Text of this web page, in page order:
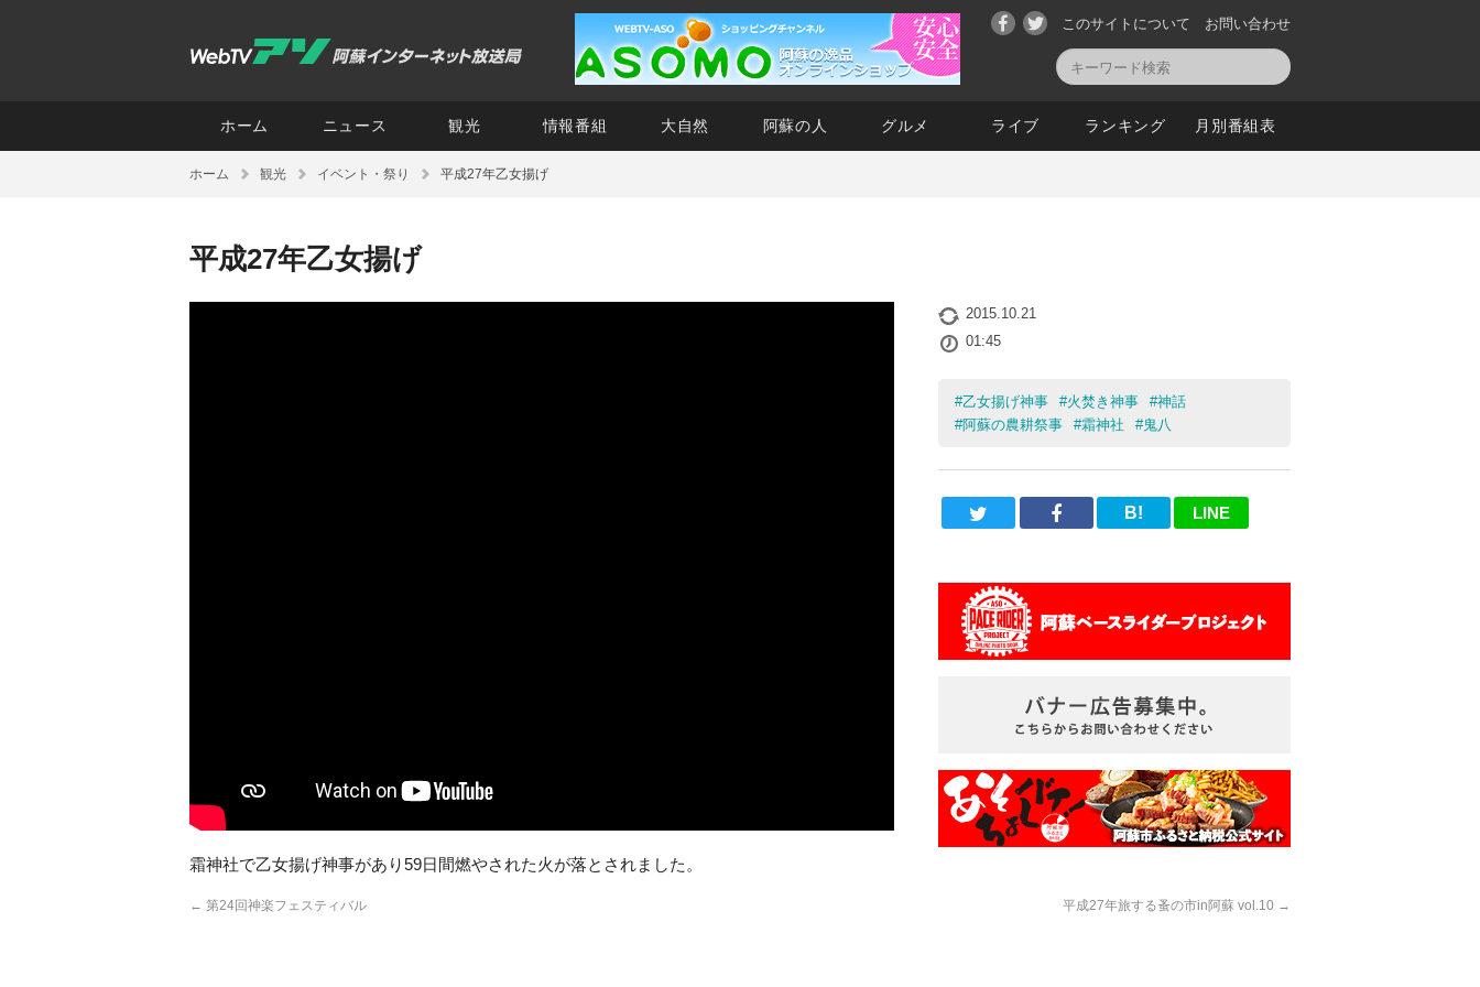
お問い合わせ
このサイトについて
ホーム ニュース 観光 情報番組 大自然 阿蘇の人 グルメ ライブ ランキング 月別番組表
ホーム 観光 イベント・祭り 平成27年乙女揚げ
平成27年乙女揚げ
霜神社で乙女揚げ神事があり59日間燃やされた火が落とされました。
2015.10.21
01:45
#乙女揚げ神事 #火焚き神事 #神話
#阿蘇の農耕祭事 #霜神社 #鬼八
B! LINE
← 第24回神楽フェスティバル 平成27年旅する蚤の市in阿蘇 vol.10 →